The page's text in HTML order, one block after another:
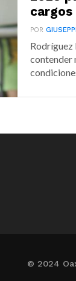
cargos
POR
Rodríguez
contender
© 2024